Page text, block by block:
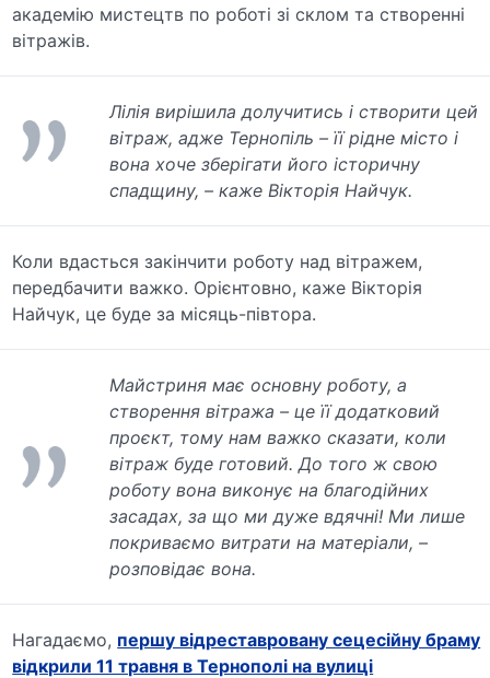
академію мистецтв по роботі зі склом та створенні
вітражів.
Лілія вирішила долучитись і створити цей
вітраж, адже Тернопіль – її рідне місто і
вона хоче зберігати його історичну
спадщину, – каже Вікторія Найчук.
Коли вдасться закінчити роботу над вітражем,
передбачити важко. Орієнтовно, каже Вікторія
Найчук, це буде за місяць-півтора.
Майстриня має основну роботу, а
створення вітража – це її додатковий
проєкт, тому нам важко сказати, коли
вітраж буде готовий. До того ж свою
роботу вона виконує на благодійних
засадах, за що ми дуже вдячні! Ми лише
покриваємо витрати на матеріали, –
розповідає вона.
Нагадаємо, першу відреставровану сецесійну браму
відкрили 11 травня в Тернополі на вулиці